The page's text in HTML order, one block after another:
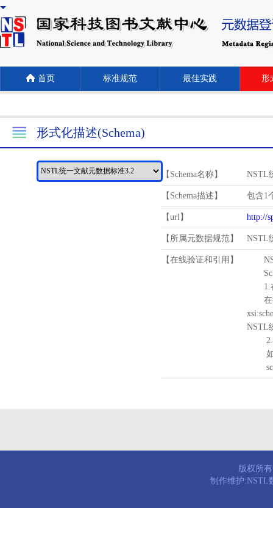
首页 标准规范 最佳实践 形
形式化描述(Schema)
【Schema名称】 NSTL
【Schema描述】 包含1
【url】 http://
【所属元数据规范】 NSTL
【在线验证和引用】
1.
在待
NSTL
2.
如需
版权所
制作维护:NSTL